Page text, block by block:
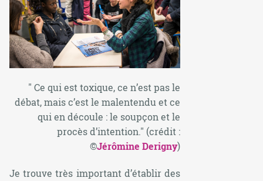
" Ce qui est toxique, ce n’est pas le
débat, mais c’est le malentendu et ce
qui en découle : le soupçon et le
procès d’intention." (crédit :
©Jérômine Derigny)
Je trouve très important d’établir des